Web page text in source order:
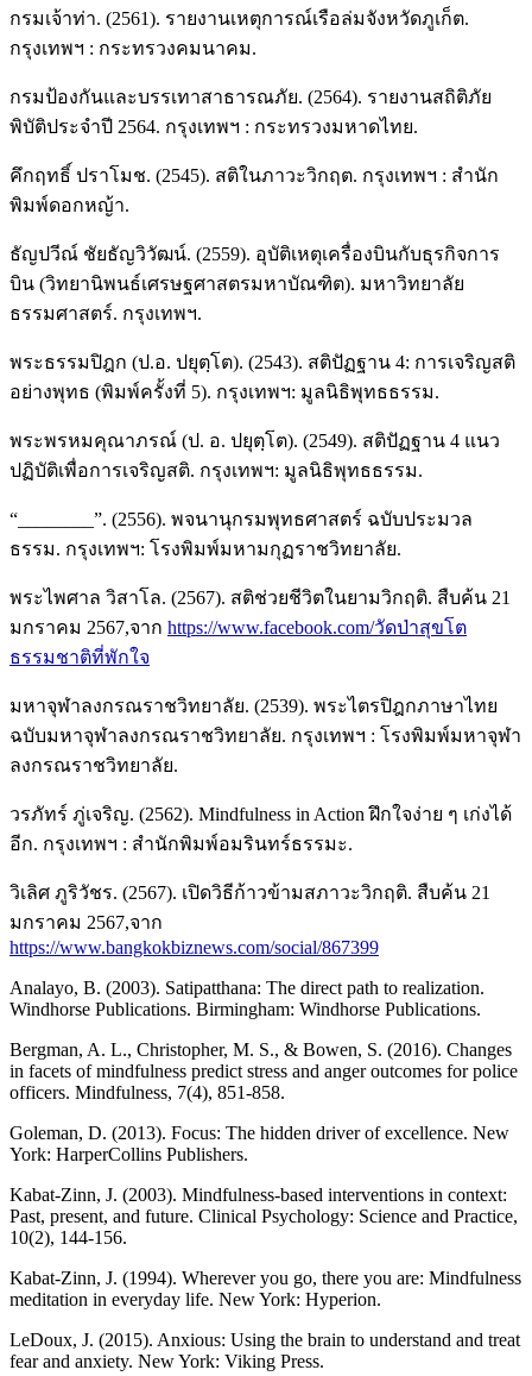
กรมเจ้าท่า. (2561). รายงานเหตุการณ์เรือล่มจังหวัดภูเก็ต.
กรุงเทพฯ : กระทรวงคมนาคม.
กรมป้องกันและบรรเทาสาธารณภัย. (2564). รายงานสถิติภัย
พิบัติประจำปี 2564. กรุงเทพฯ : กระทรวงมหาดไทย.
คึกฤทธิ์ ปราโมช. (2545). สติในภาวะวิกฤต. กรุงเทพฯ : สำนัก
พิมพ์ดอกหญ้า.
ธัญปวีณ์ ชัยธัญวิวัฒน์. (2559). อุบัติเหตุเครื่องบินกับธุรกิจการ
บิน (วิทยานิพนธ์เศรษฐศาสตรมหาบัณฑิต). มหาวิทยาลัย
ธรรมศาสตร์. กรุงเทพฯ.
พระธรรมปิฎก (ป.อ. ปยุตฺโต). (2543). สติปัฏฐาน 4: การเจริญสติ
อย่างพุทธ (พิมพ์ครั้งที่ 5). กรุงเทพฯ: มูลนิธิพุทธธรรม.
พระพรหมคุณาภรณ์ (ป. อ. ปยุตฺโต). (2549). สติปัฏฐาน 4 แนว
ปฏิบัติเพื่อการเจริญสติ. กรุงเทพฯ: มูลนิธิพุทธธรรม.
“________”. (2556). พจนานุกรมพุทธศาสตร์ ฉบับประมวล
ธรรม. กรุงเทพฯ: โรงพิมพ์มหามกุฏราชวิทยาลัย.
พระไพศาล วิสาโล. (2567). สติช่วยชีวิตในยามวิกฤติ. สืบค้น 21
มกราคม 2567,จาก https://www.facebook.com/วัดป่าสุขโต
ธรรมชาติที่พักใจ
มหาจุฬาลงกรณราชวิทยาลัย. (2539). พระไตรปิฎกภาษาไทย
ฉบับมหาจุฬาลงกรณราชวิทยาลัย. กรุงเทพฯ : โรงพิมพ์มหาจุฬา
ลงกรณราชวิทยาลัย.
วรภัทร์ ภู่เจริญ. (2562). Mindfulness in Action ฝึกใจง่าย ๆ เก่งได้
อีก. กรุงเทพฯ : สำนักพิมพ์อมรินทร์ธรรมะ.
วิเลิศ ภูริวัชร. (2567). เปิดวิธีก้าวข้ามสภาวะวิกฤติ. สืบค้น 21
มกราคม 2567,จาก
https://www.bangkokbiznews.com/social/867399
Analayo, B. (2003). Satipatthana: The direct path to realization.
Windhorse Publications. Birmingham: Windhorse Publications.
Bergman, A. L., Christopher, M. S., & Bowen, S. (2016). Changes
in facets of mindfulness predict stress and anger outcomes for police
officers. Mindfulness, 7(4), 851-858.
Goleman, D. (2013). Focus: The hidden driver of excellence. New
York: HarperCollins Publishers.
Kabat-Zinn, J. (2003). Mindfulness-based interventions in context:
Past, present, and future. Clinical Psychology: Science and Practice,
10(2), 144-156.
Kabat-Zinn, J. (1994). Wherever you go, there you are: Mindfulness
meditation in everyday life. New York: Hyperion.
LeDoux, J. (2015). Anxious: Using the brain to understand and treat
fear and anxiety. New York: Viking Press.